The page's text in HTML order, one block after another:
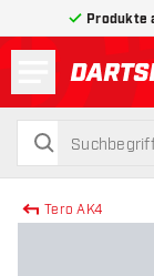
Produkte
suchen
suchen
Tero AK4